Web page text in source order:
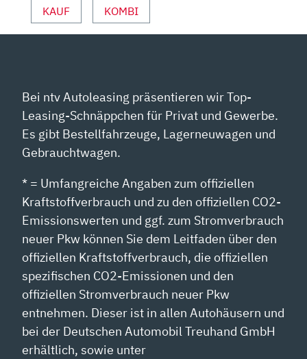
ANZEIGEN
KAUF KOMBI
Bei ntv Autoleasing präsentieren wir Top-
Leasing-Schnäppchen für Privat und Gewerbe.
Es gibt Bestellfahrzeuge, Lagerneuwagen und
Gebrauchtwagen.
* = Umfangreiche Angaben zum offiziellen
Kraftstoffverbrauch und zu den offiziellen CO2-
Emissionswerten und ggf. zum Stromverbrauch
neuer Pkw können Sie dem Leitfaden über den
offiziellen Kraftstoffverbrauch, die offiziellen
spezifischen CO2-Emissionen und den
offiziellen Stromverbrauch neuer Pkw
entnehmen. Dieser ist in allen Autohäusern und
bei der Deutschen Automobil Treuhand GmbH
erhältlich, sowie unter